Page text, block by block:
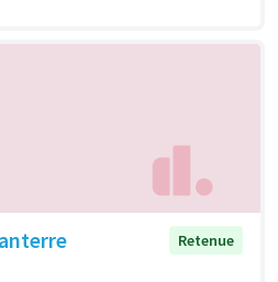
Retenue